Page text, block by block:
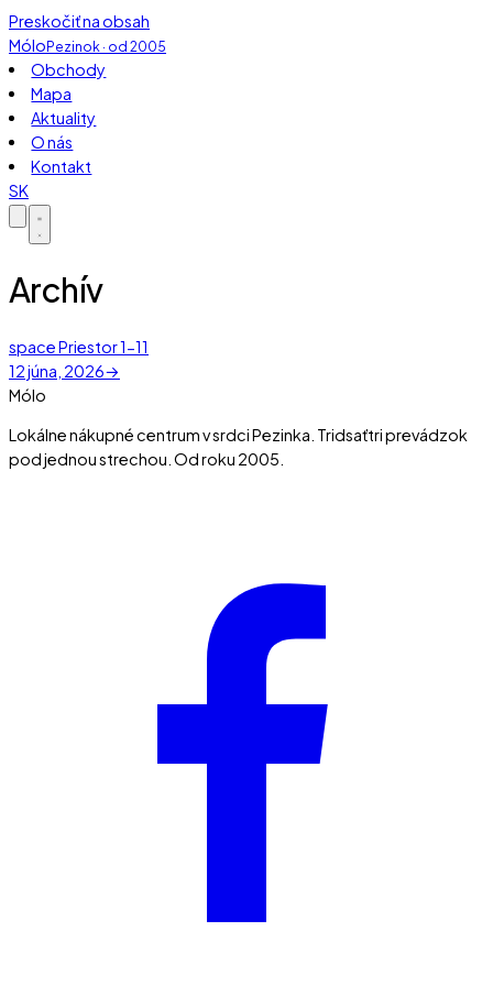
Preskočiť na obsah
Mólo Pezinok · od 2005
Obchody
Mapa
Aktuality
O nás
Kontakt
SK
Archív
spacePriestor 1-11
12 júna, 2026→
Mólo
Lokálne nákupné centrum v srdci Pezinka. Tridsaťtri prevádzok
pod jednou strechou. Od roku 2005.